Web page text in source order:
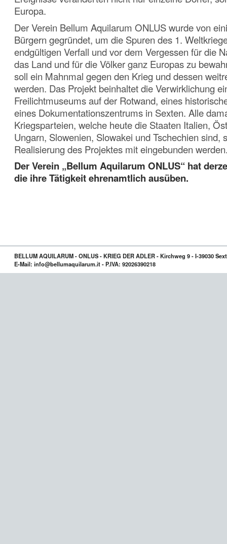
Europa.
Der Verein Bellum Aquilarum ONLUS wurde von
Bürgern gegründet, um die Spuren des 1.
endgültigen Verfall und vor dem Vergessen für die
das Land und für die Völker ganz Europas zu
soll ein Mahnmal gegen den Krieg und dessen
werden. Das Projekt beinhaltet die Verwirklichung
Freilichtmuseums auf der Rotwand, eines
eines Dokumentationszentrums in Sexten. Alle
Kriegsparteien, welche heute die Staaten Italien,
Ungarn, Slowenien, Slowakei und Tschechien sind,
Realisierung des Projektes mit eingebunden
Der Verein „Bellum Aquilarum ONLUS“ hat
die ihre Tätigkeit ehrenamtlich ausüben.
BELLUM AQUILARUM - ONLUS - KRIEG DER ADLER - Kirchweg 9 - I-39030
E-Mail: info@bellumaquilarum.it - P.IVA: 92026390218